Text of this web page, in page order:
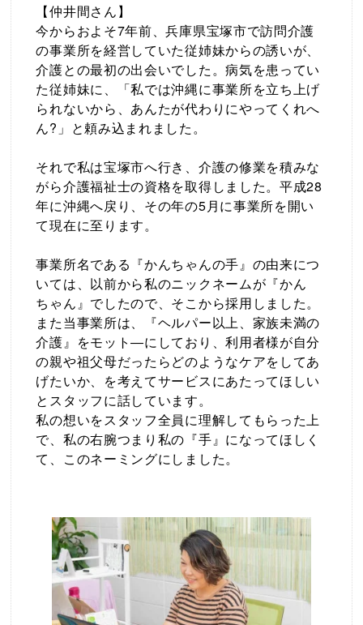
【仲井間さん】
今からおよそ7年前、兵庫県宝塚市で訪問介護
の事業所を経営していた従姉妹からの誘いが、
介護との最初の出会いでした。病気を患ってい
た従姉妹に、「私では沖縄に事業所を立ち上げ
られないから、あんたが代わりにやってくれへ
ん?」と頼み込まれました。
それで私は宝塚市へ行き、介護の修業を積みな
がら介護福祉士の資格を取得しました。平成28
年に沖縄へ戻り、その年の5月に事業所を開い
て現在に至ります。
事業所名である『かんちゃんの手』の由来につ
いては、以前から私のニックネームが『かん
ちゃん』でしたので、そこから採用しました。
また当事業所は、『ヘルパー以上、家族未満の
介護』をモット―にしており、利用者様が自分
の親や祖父母だったらどのようなケアをしてあ
げたいか、を考えてサービスにあたってほしい
とスタッフに話しています。
私の想いをスタッフ全員に理解してもらった上
で、私の右腕つまり私の『手』になってほしく
て、このネーミングにしました。